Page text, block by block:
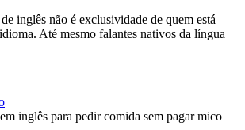
inglês não é exclusividade de quem está
Até mesmo falantes nativos da língua